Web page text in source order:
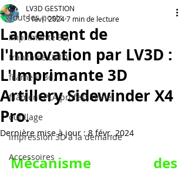
Tout les posts
imprimante 3D,
franchise LV3D,
filament 3d,
filament PLA professionnel
outillage
impression 3D à la demande
Accessoires
Lancement de
l'Innovation par LV3D :
L'Imprimante 3D
Artillery Sidewinder X4
Pro.
LV3D GESTION
5 févr. 20247 min de lecture
Dernière mise à jour :8 févr. 2024
Mécanisme des